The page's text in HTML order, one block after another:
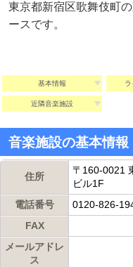
東京都新宿区歌舞伎町
ースです。
基本情報
近隣音楽施設
音楽施設の基本情報
住所
〒160-0021
ビル1F
電話番号
0120-826-
FAX
メールアドレ
ス